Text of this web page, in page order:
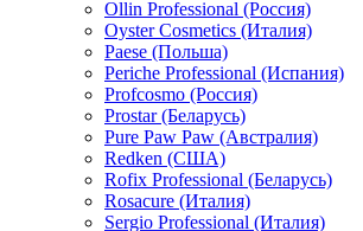
Ollin Professional (Россия)
Oyster Cosmetics (Италия)
Paese (Польша)
Periche Professional (Испания)
Profcosmo (Россия)
Prostar (Беларусь)
Pure Paw Paw (Австралия)
Redken (США)
Rofix Professional (Беларусь)
Rosacure (Италия)
Sergio Professional (Италия)